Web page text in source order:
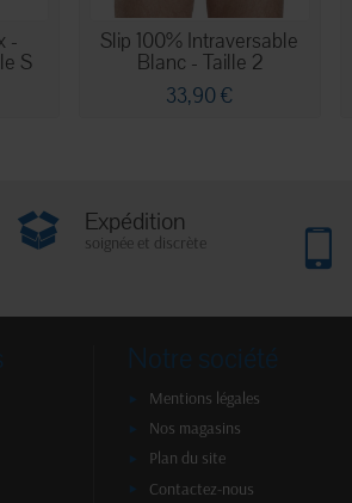
-
S
Slip 100% Intraversable
Blanc - Taille 2
33,90 €
Expédition
soignée et discrète
Notre société
Mentions légales
Nos magasins
Plan du site
Contactez-nous